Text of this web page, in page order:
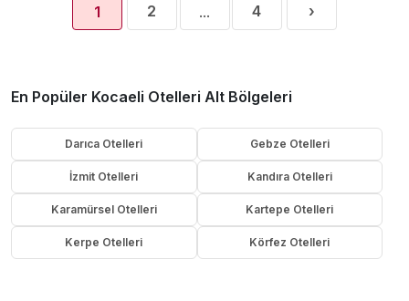
1
(current)
2 ... 4 ›Next
En Popüler Kocaeli Otelleri Alt Bölgeleri
Darıca Otelleri Gebze Otelleri
İzmit Otelleri Kandıra Otelleri
Karamürsel Otelleri Kartepe Otelleri
Kerpe Otelleri Körfez Otelleri